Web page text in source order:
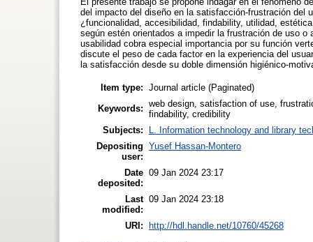
del impacto del diseño en la satisfacción-frustración del
¿funcionalidad, accesibilidad, findability, utilidad,
según estén orientados a impedir la frustración de uso
usabilidad cobra especial importancia por su función
discute el peso de cada factor en la experiencia del
la satisfacción desde su doble dimensión higiénico-
Item type: Journal article (Paginated)
Keywords: web design, satisfaction of use,
findability, credibility
Subjects:
L. Information technology and library
Depositing
user:
Yusef Hassan-Montero
Date
deposited:
09 Jan 2024 23:17
Last
modified:
09 Jan 2024 23:18
URI: http://hdl.handle.net/10760/45268